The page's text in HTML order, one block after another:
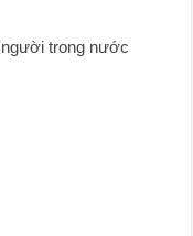
trong nước